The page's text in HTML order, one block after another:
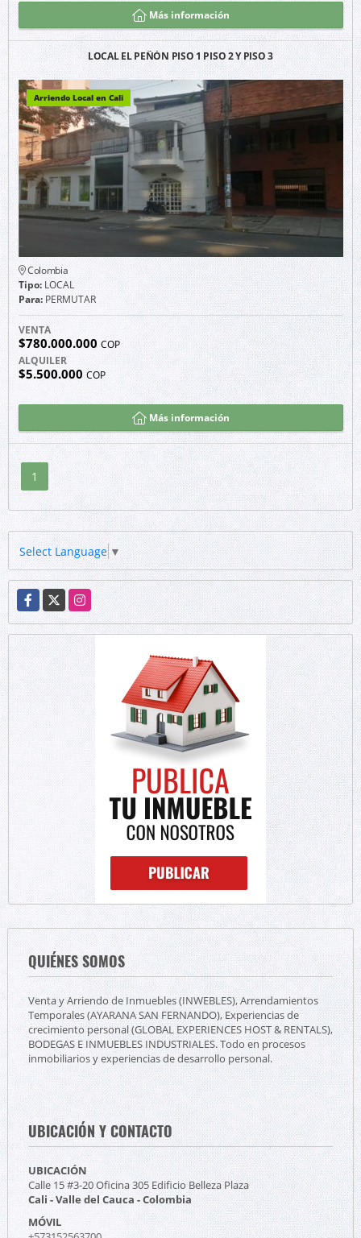
Más información
LOCAL EL PEÑÓN PISO 1 PISO 2 Y PISO 3
Arriendo Local en Cali
Colombia
Tipo:LOCAL
Para:PERMUTAR
VENTA
$780.000.000 COP
ALQUILER
$5.500.000 COP
Más información
1
Select Language ▼
Facebook
X Instagram
QUIÉNES SOMOS
Venta y Arriendo de Inmuebles (INWEBLES), Arrendamientos
Temporales (AYARANA SAN FERNANDO), Experiencias de
crecimiento personal (GLOBAL EXPERIENCES HOST & RENTALS),
BODEGAS E INMUEBLES INDUSTRIALES. Todo en procesos
inmobiliarios y experiencias de desarrollo personal.
UBICACIÓN Y CONTACTO
UBICACIÓN
Calle 15 #3-20 Oficina 305 Edificio Belleza Plaza
Cali - Valle del Cauca - Colombia
MÓVIL